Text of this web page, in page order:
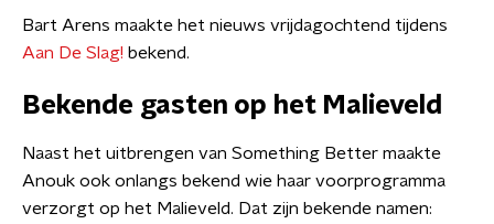
Bart Arens maakte het nieuws vrijdagochtend tijdens
Aan De Slag! bekend.
Bekende gasten op het Malieveld
Naast het uitbrengen van Something Better maakte
Anouk ook onlangs bekend wie haar voorprogramma
verzorgt op het Malieveld. Dat zijn bekende namen: